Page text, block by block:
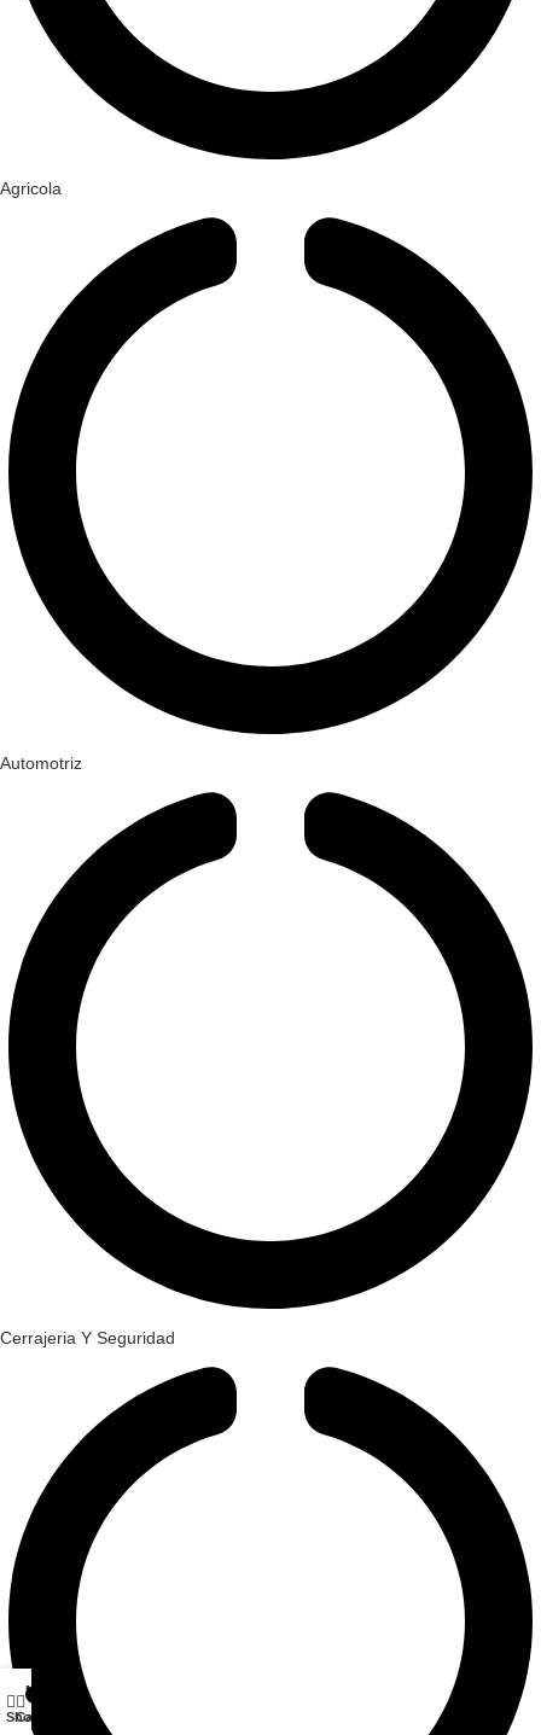
Agricola
Automotriz
Cerrajeria Y Seguridad
Shop
Cart
My account